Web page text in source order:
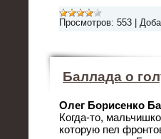
Просмотров: 553
Баллада о
Олег Борисенко
Когда-то,
которую пел